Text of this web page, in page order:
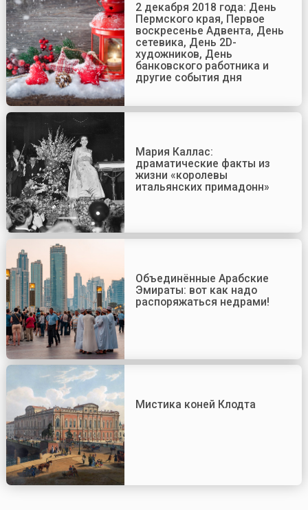
2 декабря 2018 года: День
Пермского края, Первое
воскресенье Адвента, День
сетевика, День 2D-
художников, День
банковского работника и
другие события дня
Мария Каллас:
драматические факты из
жизни «королевы
итальянских примадонн»
Объединённые Арабские
Эмираты: вот как надо
распоряжаться недрами!
Мистика коней Клодта